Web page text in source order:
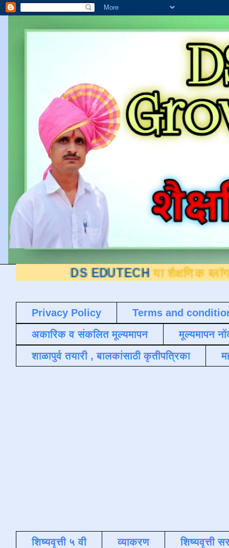
DS EDUTECH या शैक्षणिक ब्लॉगवर आपले
Privacy Policy
Terms and
अकारिक व संकलित मूल्यमापन
मूल्यमापन
शाळापुर्व तयारी , बालकांसाठी कृतीपत्रिका
शिष्यवृत्ती ५ वी व्याकरण
शिष्यवृत्ती